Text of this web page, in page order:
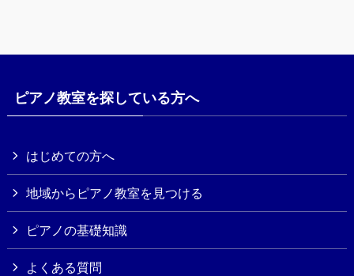
ピアノ教室を探している方へ
はじめての方へ
地域からピアノ教室を見つける
ピアノの基礎知識
よくある質問